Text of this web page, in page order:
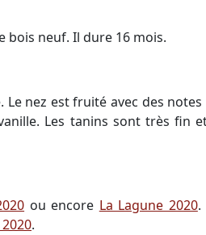
bois neuf. Il dure 16 mois.
Le nez est fruité avec des
Les tanins sont très fin
ou encore La Lagune 2020.
.